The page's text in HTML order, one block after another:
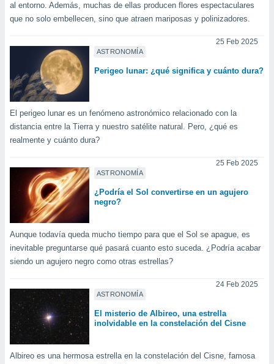
al entorno. Además, muchas de ellas producen flores espectaculares
que no solo embellecen, sino que atraen mariposas y polinizadores.
ASTRONOMÍA
25 Feb 2025
Perigeo lunar: ¿qué significa y cuánto dura?
El perigeo lunar es un fenómeno astronómico relacionado con la
distancia entre la Tierra y nuestro satélite natural. Pero, ¿qué es
realmente y cuánto dura?
ASTRONOMÍA
25 Feb 2025
¿Podría el Sol convertirse en un agujero
negro?
Aunque todavía queda mucho tiempo para que el Sol se apague, es
inevitable preguntarse qué pasará cuanto esto suceda. ¿Podría acabar
siendo un agujero negro como otras estrellas?
ASTRONOMÍA
24 Feb 2025
El misterio de Albireo, una estrella
inolvidable en la constelación del Cisne
Albireo es una hermosa estrella en la constelación del Cisne, famosa